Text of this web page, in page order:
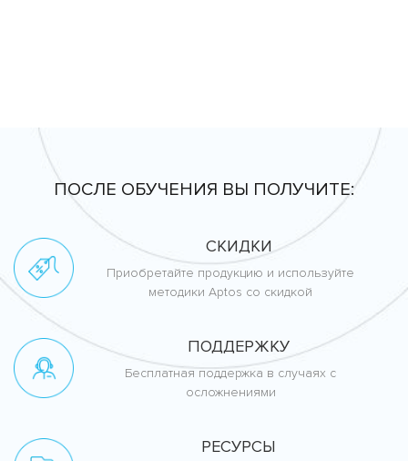
ПОСЛЕ ОБУЧЕНИЯ ВЫ ПОЛУЧИТЕ:
СКИДКИ
Приобретайте продукцию и используйте
методики Aptos со скидкой
ПОДДЕРЖКУ
Бесплатная поддержка в случаях с
осложнениями
РЕСУРСЫ